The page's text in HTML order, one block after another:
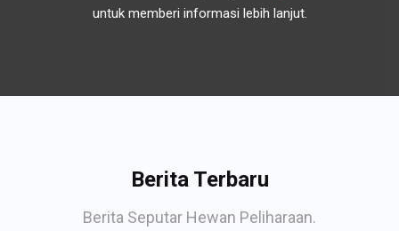
untuk memberi informasi lebih lanjut.
Berita Terbaru
Berita Seputar Hewan Peliharaan.